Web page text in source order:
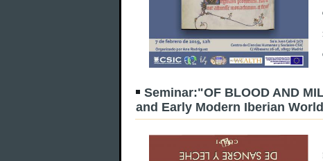
Seminar:"OF BLOOD AND
and Early Modern Iberian